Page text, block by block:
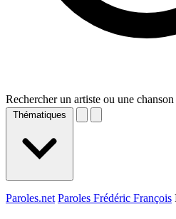
Rechercher un artiste ou une chanson
Thématiques
Paroles.net Paroles Frédéric François